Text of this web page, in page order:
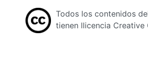
Todos los contenidos
tienen llicencia Creative